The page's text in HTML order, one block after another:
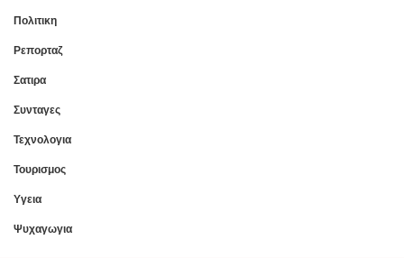
Πολιτικη
Ρεπορταζ
Σατιρα
Συνταγες
Τεχνολογια
Τουρισμος
Υγεια
Ψυχαγωγια